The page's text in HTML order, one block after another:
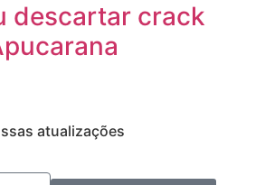
descartar crack
atualizações